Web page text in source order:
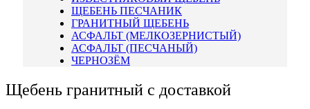
ЩЕБЕНЬ ПЕСЧАНИК
ГРАНИТНЫЙ ЩЕБЕНЬ
АСФАЛЬТ (МЕЛКОЗЕРНИСТЫЙ)
АСФАЛЬТ (ПЕСЧАНЫЙ)
ЧЕРНОЗЁМ
Щебень гранитный с доставкой